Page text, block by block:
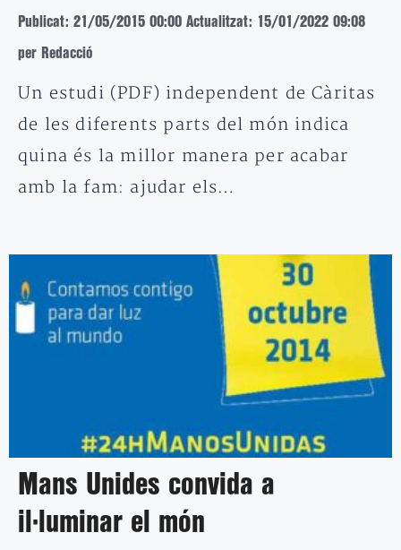
Publicat: 21/05/2015 00:00 Actualitzat: 15/01/2022 09:08
per Redacció
Un estudi (PDF) independent de Càritas
de les diferents parts del món indica
quina és la millor manera per acabar
amb la fam: ajudar els…
Mans Unides convida a
il·luminar el món